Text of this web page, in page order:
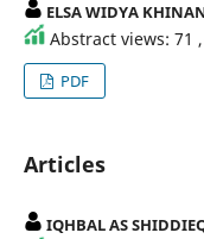
ELSA WIDYA
Abstract views: 71 ,
PDF
Articles
IQHBAL AS